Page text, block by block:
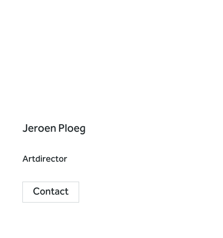
Jeroen Ploeg
Artdirector
Contact